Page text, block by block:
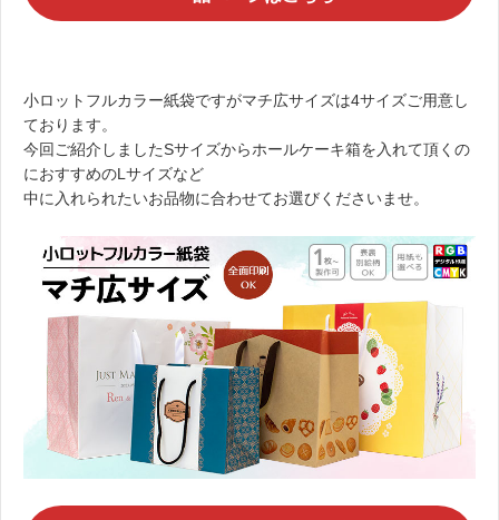
小ロットフルカラー紙袋ですがマチ広サイズは4サイズご用意し
ております。
今回ご紹介しましたSサイズからホールケーキ箱を入れて頂くの
におすすめのLサイズなど
中に入れられたいお品物に合わせてお選びくださいませ。